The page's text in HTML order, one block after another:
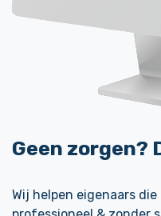
Geen zorgen?
Wij helpen eigenaars